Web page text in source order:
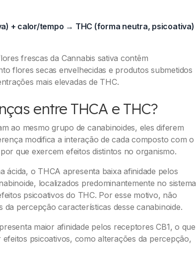
+ calor/tempo → THC (forma neutra, psicoativa)
frescas da Cannabis sativa contêm
flores secas envelhecidas e produtos submetidos
mais elevadas de THC.
entre THCA e THC?
ao mesmo grupo de canabinoides, eles diferem
modifica a interação de cada composto com o
que exercem efeitos distintos no organismo.
ácida, o THCA apresenta baixa afinidade pelos
localizados predominantemente no sistema
psicoativos do THC. Por esse motivo, não
percepção características desse canabinoide.
maior afinidade pelos receptores CB1, o que
psicoativos, como alterações da percepção,